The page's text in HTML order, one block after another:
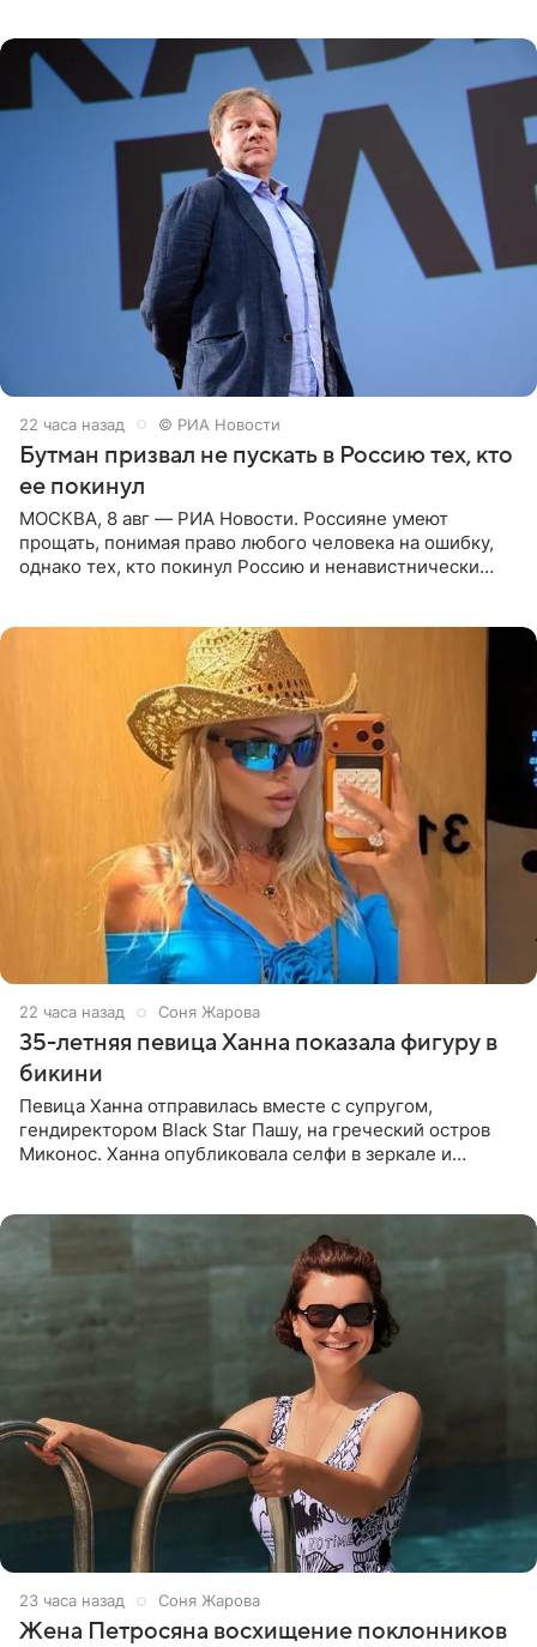
22 часа назад © РИА Новости
Бутман призвал не пускать в Россию тех, кто
ее покинул
МОСКВА, 8 авг — РИА Новости. Россияне умеют
прощать, понимая право любого человека на ошибку,
однако тех, кто покинул Россию и ненавистнически
22 часа назад Соня Жарова
35-летняя певица Ханна показала фигуру в
бикини
Певица Ханна отправилась вместе с супругом,
гендиректором Black Star Пашу, на греческий остров
Миконос. Ханна опубликовала селфи в зеркале и
23 часа назад Соня Жарова
Жена Петросяна восхищение поклонников